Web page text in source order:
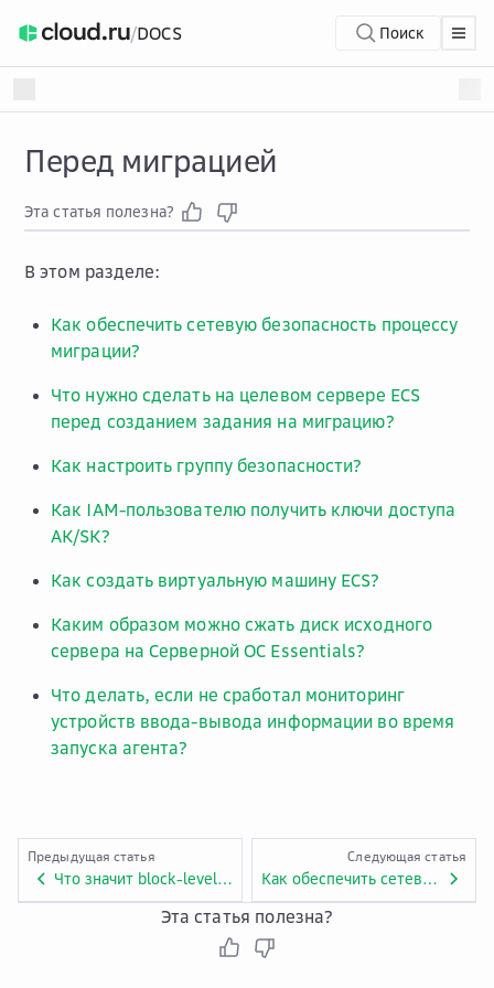
/DOCS Поиск
Перед миграцией
Эта статья полезна?
В этом разделе:
Как обеспечить сетевую безопасность процессу
миграции?
Что нужно сделать на целевом сервере ECS
перед созданием задания на миграцию?
Как настроить группу безопасности?
Как IAM-пользователю получить ключи доступа
AK/SK?
Как создать виртуальную машину ECS?
Каким образом можно сжать диск исходного
сервера на Серверной ОС Essentials?
Что делать, если не сработал мониторинг
устройств ввода-вывода информации во время
запуска агента?
Предыдущая статья
Что значит block-level миграция?
Следующая статья
Как обеспечить сетевую безопасность процессу миграции?
Эта статья полезна?